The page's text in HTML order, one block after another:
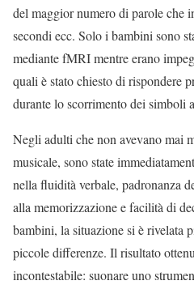
del maggior numero di parole che
secondi ecc. Solo i bambini sono
mediante fMRI mentre erano
quali è stato chiesto di rispondere
durante lo scorrimento dei simboli
Negli adulti che non avevano mai
musicale, sono state
nella fluidità verbale, padronanza
alla memorizzazione e facilità di
bambini, la situazione si è rivelata
piccole differenze. Il risultato
incontestabile: suonare uno